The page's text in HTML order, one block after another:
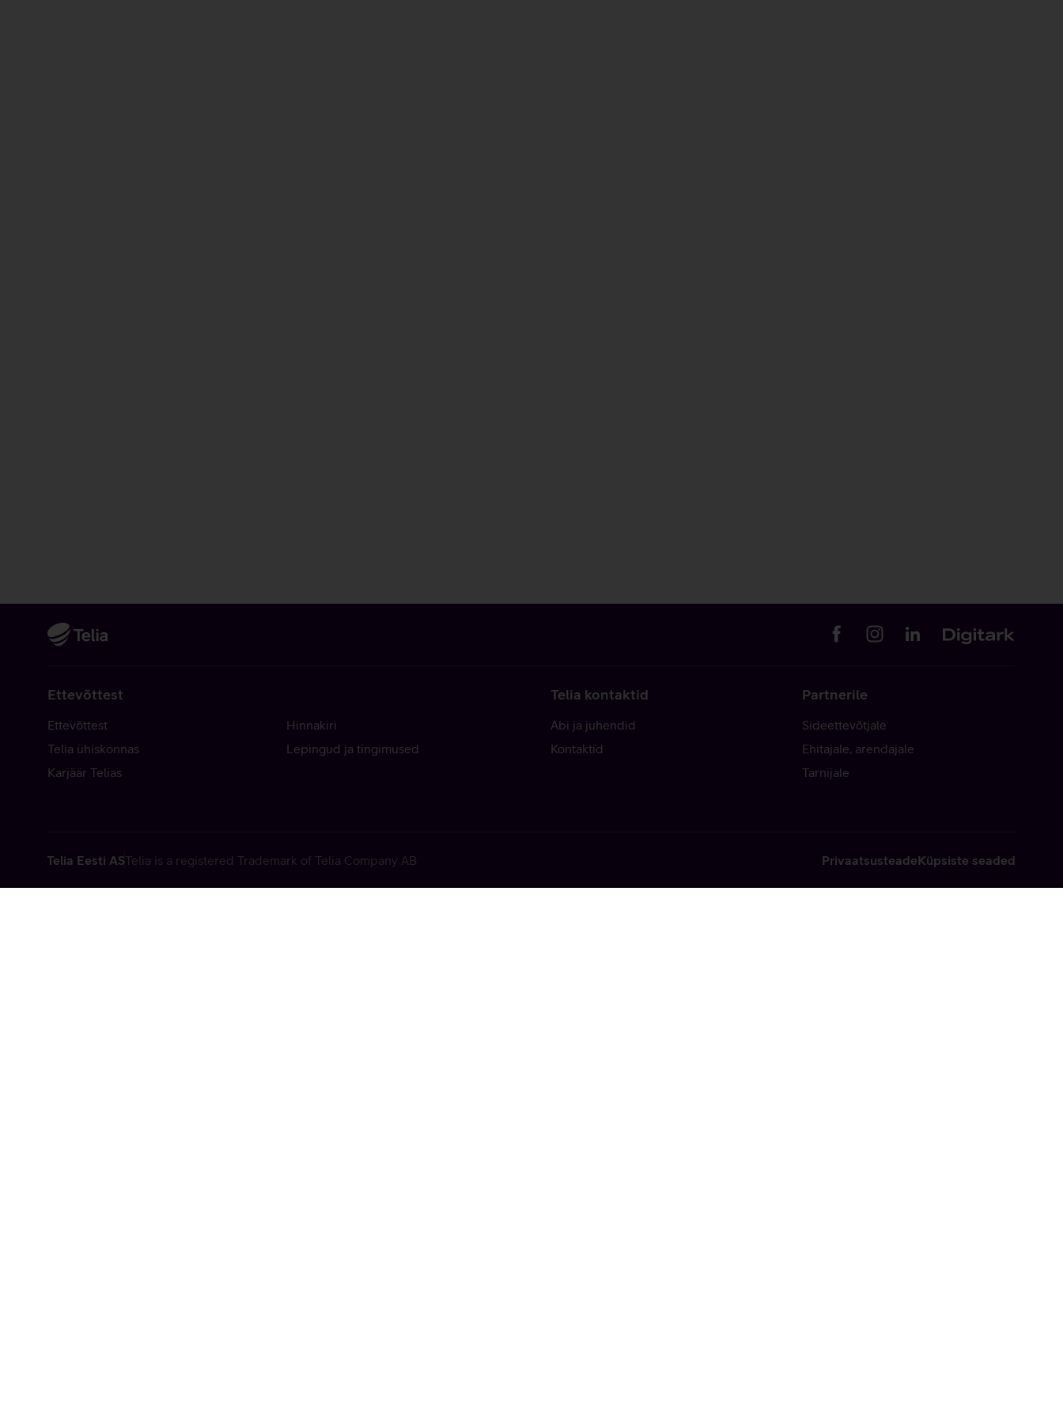
Ettevõttest
Ettevõttest
Telia ühiskonnas
Karjäär Telias
Hinnakiri
Lepingud ja tingimused
Telia kontaktid
Abi ja juhendid
Kontaktid
Partnerile
Sideettevõtjale
Ehitajale, arendajale
Tarnijale
Telia Eesti ASTelia is a registered Trademark of Telia Company AB PrivaatsusteadeKüpsiste seaded